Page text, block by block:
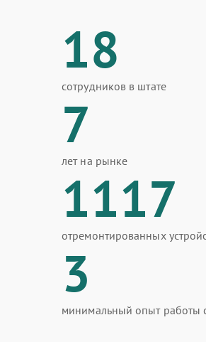
18
сотрудников в штате
7
лет на рынке
1117
отремонтированных
3
минимальный опыт работы